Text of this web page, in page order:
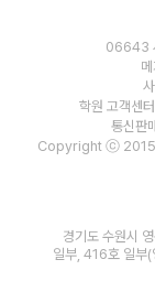
06643
학원 고객센
통신판
Copyright ⓒ
경기도 수원시
일부, 416호 일부